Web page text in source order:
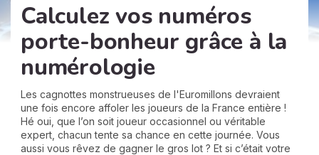
Calculez vos numéros
porte-bonheur grâce à la
numérologie
Les cagnottes monstrueuses de l'Euromillons devraient
une fois encore affoler les joueurs de la France entière !
Hé oui, que l’on soit joueur occasionnel ou véritable
expert, chacun tente sa chance en cette journée. Vous
aussi vous rêvez de gagner le gros lot ? Et si c’était votre